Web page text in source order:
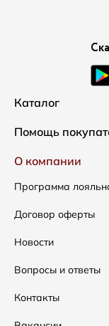
Каталог
Новинки
Одежда
Сумки
Аксессуары
Распродажа
Подарочные
Помощь
Доставка и оплата
Как оформить
Условия возвратов
Таблица размеров
Уход за одеждой
О компании
Программа
Договор оферты
Новости
Вопросы и ответы
Контакты